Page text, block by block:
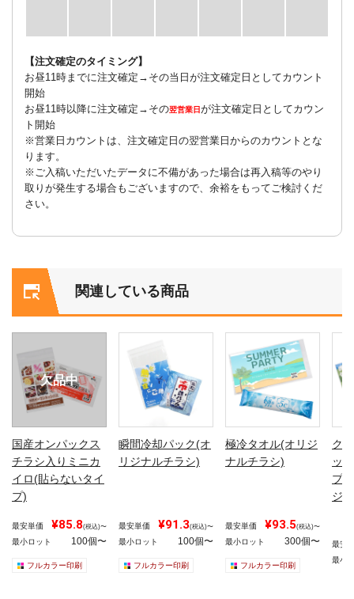
【注文確定のタイミング】
お昼11時までに注文確定→その当日が注文確定日としてカウント
開始
お昼11時以降に注文確定→その翌営業日が注文確定日としてカウン
ト開始
※営業日カウントは、注文確定日の翌営業日からのカウントとな
ります。
※ご入稿いただいたデータに不備があった場合は再入稿等のやり
取りが発生する場合もございますので、余裕をもってご検討くだ
さい。
関連している商品
欠品中
国産オンパックス
チラシ入りミニカ
イロ(貼らないタイ
プ)
最安単価 ¥85.8(税込)〜
最小ロット 100個〜
フルカラー印刷
瞬間冷却パック(オ
リジナルチラシ)
最安単価 ¥91.3(税込)〜
最小ロット 100個〜
フルカラー印刷
極冷タオル(オリジ
ナルチラシ)
最安単価 ¥93.5(税込)〜
最小ロット 300個〜
フルカラー印刷
ク
ッ
プ
ジ
最安
最小